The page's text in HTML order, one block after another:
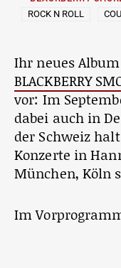
ROCK N ROLL
Ihr neues
BLACKBERRY
vor: Im
dabei auch in
der Schweiz
Konzerte in
München, Köln
Im